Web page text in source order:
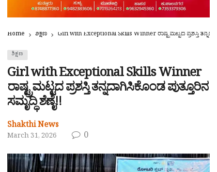
Home ಶಿಕ್ಷಣ Girl with Exceptional Skills Winner ರಾಷ್ಟ್ರಮಟ್ಟದ ಪ್ರಶಸ್ತಿ
ಶಿಕ್ಷಣ
Girl with Exceptional Skills Winner
ರಾಷ್ಟ್ರಮಟ್ಟದ ಪ್ರಶಸ್ತಿ ತನ್ನದಾಗಿಸಿಕೊಂಡ ಪುತ್ತೂರಿನ
ಸಮೃದ್ಧಿ ಶೆಣೈ!!
Shakthi News
March 31, 2026 0